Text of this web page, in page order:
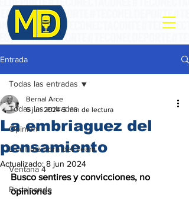
Entrada
Todas las entradas
Opinión
La ultima hora del Team
Ventana 4
Pedaleando
Todas las entradas
La embriaguez del
pensamiento
Bernal Arce
6 jun 2024 5 min de lectura
Actualizado: 8 jun 2024
Busco sentires y convicciones, no
opiniones